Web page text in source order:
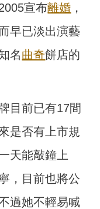
宣布離婚 ，
早已淡出演藝
名曲奇餅店的
目前已有17間
是否有上市規
天能敲鐘上
，目前也將公
過她不輕易喊